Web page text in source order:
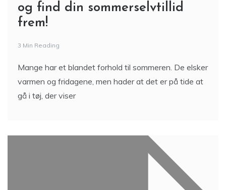
og find din sommerselvtillid
frem!
3 Min Reading
Mange har et blandet forhold til sommeren. De elsker
varmen og fridagene, men hader at det er på tide at
gå i tøj, der viser